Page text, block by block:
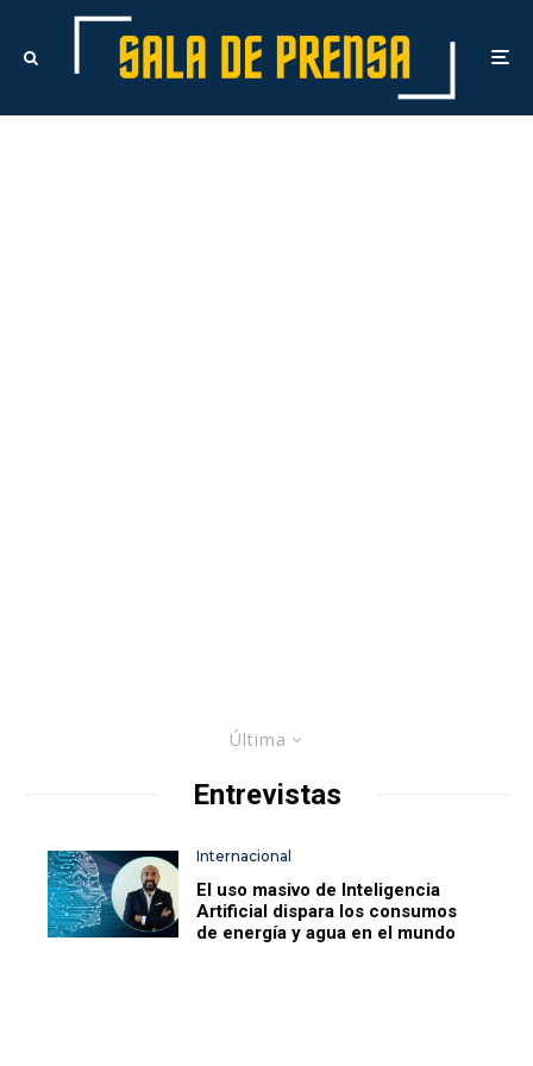
Última
Entrevistas
Internacional
El uso masivo de Inteligencia
Artificial dispara los consumos
de energía y agua en el mundo